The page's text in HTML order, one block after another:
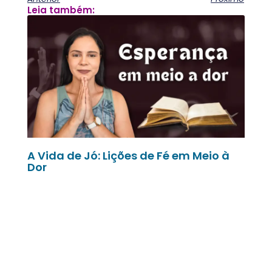
Leia também:
A Vida de Jó: Lições de Fé em Meio à
Dor